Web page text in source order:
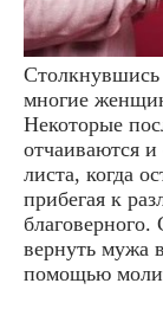
Столкнувшись
многие
Некоторые
отчаиваются и
листа, когда
прибегая к
вернуть мужа
помощью